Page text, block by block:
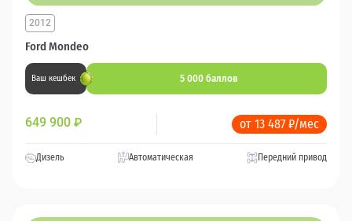
Ford Mondeo
2012
Ваш кешбек 5 000 баллов
649 900 ₽ от 13 487 ₽/мес
Дизель Автоматическая Передний привод